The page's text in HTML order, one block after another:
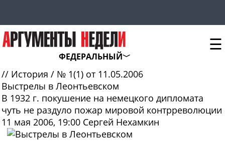
ФЕДЕРАЛЬНЫЙ
☰
// История / № 1(1) от 11.05.2006
Выстрелы в Леонтьевском
В 1932 г. покушение на немецкого дипломата
чуть не раздуло пожар мировой контрреволюции
11 мая 2006, 19:00 Сергей Нехамкин